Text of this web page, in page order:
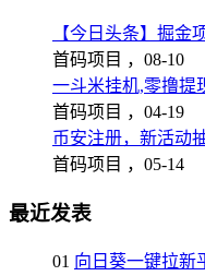
【今日头条】掘金
首码项目 ， 08-10
一斗米挂机,零撸提
首码项目 ， 04-19
币安注册，新活动
首码项目 ， 05-14
最近发表
01 向日葵一键拉新